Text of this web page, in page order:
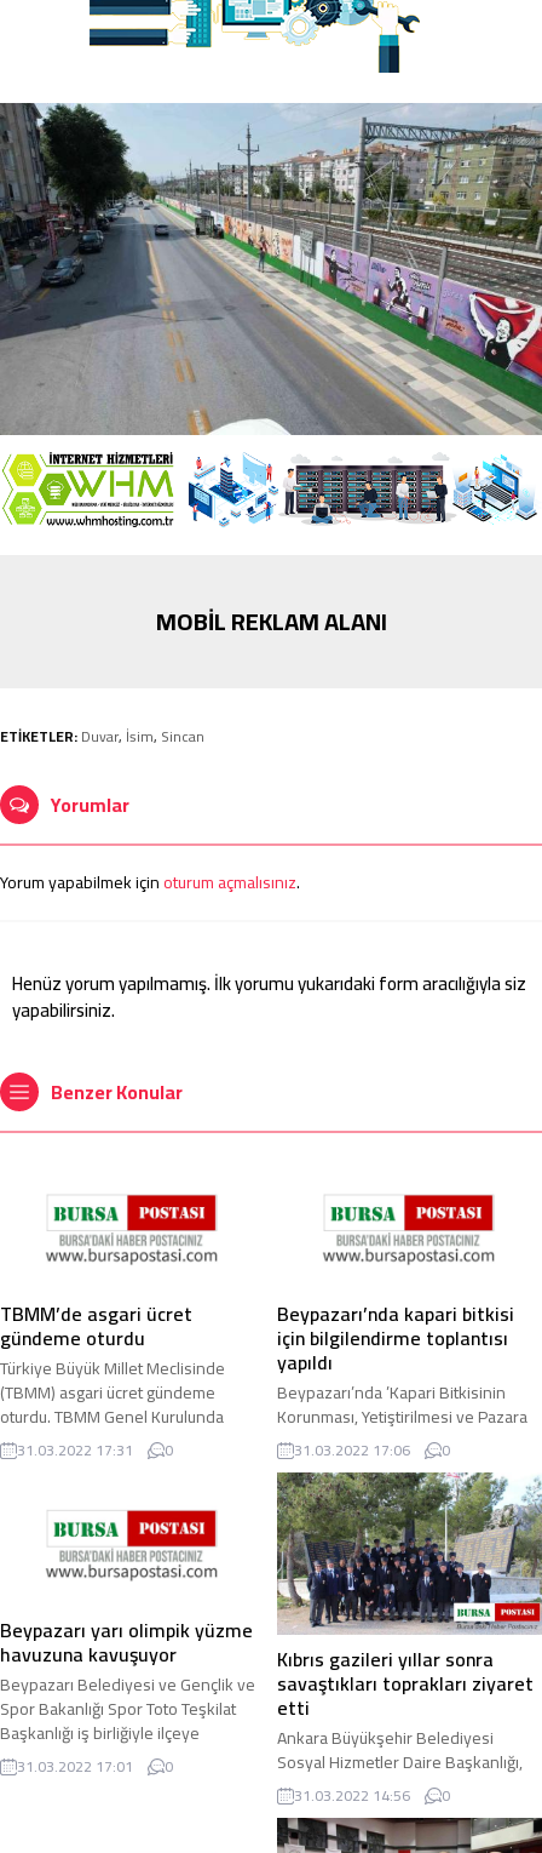
MOBİL REKLAM ALANI
ETİKETLER:Duvar, İsim, Sincan
Yorumlar
Yorum yapabilmek içinoturum açmalısınız.
Henüz yorum yapılmamış. İlk yorumu yukarıdaki form aracılığıyla siz
yapabilirsiniz.
Benzer Konular
TBMM’de asgari ücret
gündeme oturdu
Türkiye Büyük Millet Meclisinde
(TBMM) asgari ücret gündeme
oturdu. TBMM Genel Kurulunda
asgari ücret konusu gündeme
oturdu. CHP Grup ...
31.03.2022 17:31 0
Beypazarı’nda kapari bitkisi
için bilgilendirme toplantısı
yapıldı
Beypazarı’nda ’Kapari Bitkisinin
Korunması, Yetiştirilmesi ve Pazara
Kazandırılmasında Sürdürülebilir
Tarım Uygulamaları ve Eğitim
Faaliyetleri ...
31.03.2022 17:06 0
Beypazarı yarı olimpik yüzme
havuzuna kavuşuyor
Beypazarı Belediyesi ve Gençlik ve
Spor Bakanlığı Spor Toto Teşkilat
Başkanlığı iş birliğiyle ilçeye
kazandırılacak olan Yarı Olimpik
Yüzme ...
31.03.2022 17:01 0
Kıbrıs gazileri yıllar sonra
savaştıkları toprakları ziyaret
etti
Ankara Büyükşehir Belediyesi
Sosyal Hizmetler Daire Başkanlığı,
48 yıl önce Kıbrıs Barış Harekatı’na
katılan gaziler için Kuzey Kıbrıs Türk
...
31.03.2022 14:56 0